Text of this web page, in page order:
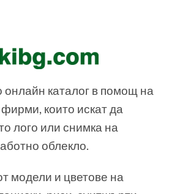
онлайн каталог в помощ на
които искат да
лого или снимка на
облекло.
модели и цветове на